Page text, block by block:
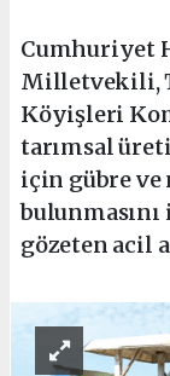
Cumhuriyet
Milletvekili,
Köyişleri
tarımsal
için gübre ve
gözeten acil